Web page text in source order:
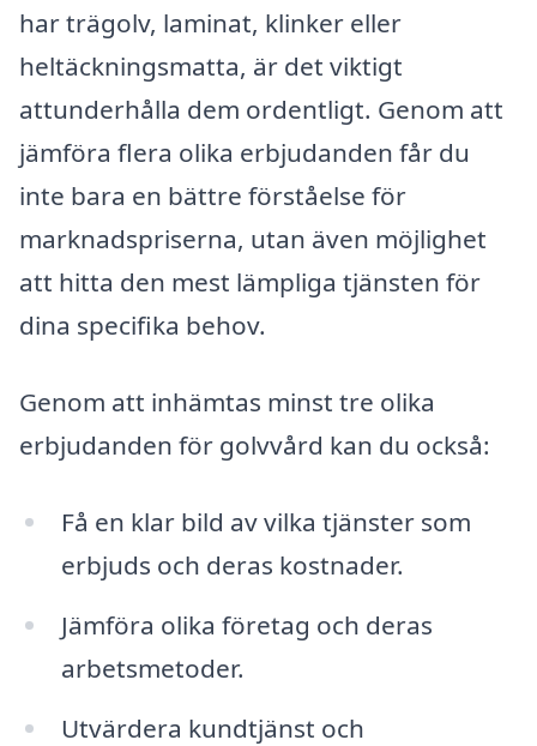
har trägolv, laminat, klinker eller
heltäckningsmatta, är det viktigt
attunderhålla dem ordentligt. Genom att
jämföra flera olika erbjudanden får du
inte bara en bättre förståelse för
marknadspriserna, utan även möjlighet
att hitta den mest lämpliga tjänsten för
dina specifika behov.
Genom att inhämtas minst tre olika
erbjudanden för golvvård kan du också:
Få en klar bild av vilka tjänster som
erbjuds och deras kostnader.
Jämföra olika företag och deras
arbetsmetoder.
Utvärdera kundtjänst och